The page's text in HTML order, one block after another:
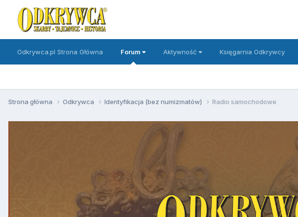
Odkrywca.pl Strona Główna Forum Aktywność Księgarnia Odkrywcy
Strona główna Odkrywca Identyfikacja (bez numizmatów) Radio samochodowe